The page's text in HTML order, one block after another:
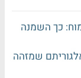
כך השמנה
שמזהה